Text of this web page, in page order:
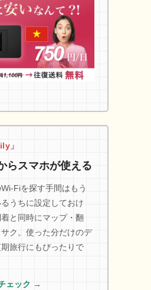
」
らスマホが使える
Fiを探す手間はもう
うちに設定しておけ
と同時にマップ・翻
ク。使った分だけのデ
旅行にもぴったりで
ェック →